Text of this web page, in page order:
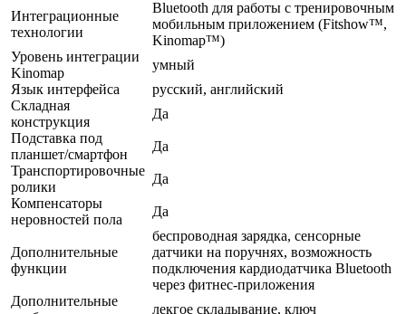
Интеграционные
технологии
Bluetooth для работы с тренировочным
мобильным приложением (Fitshow™,
Kinomap™)
Уровень интеграции
Kinomap
умный
Язык интерфейса
русский, английский
Складная
конструкция
Да
Подставка под
планшет/смартфон
Да
Транспортировочные
ролики
Да
Компенсаторы
неровностей пола
Да
Дополнительные
функции
беспроводная зарядка, сенсорные
датчики на поручнях, возможность
подключения кардиодатчика Bluetooth
через фитнес-приложения
Дополнительные
лекгое складывание, ключ